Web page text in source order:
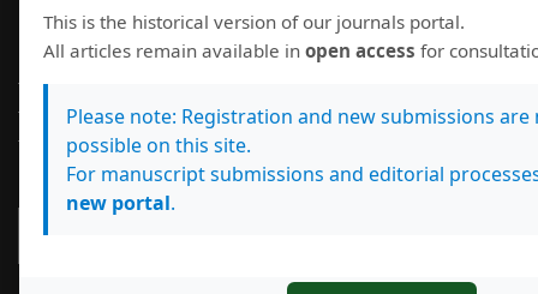
Información
Para autores/as
Para bibliotecarios/as
Enviar un artículo
This is the historical version of our journals portal.
All articles remain available in open access for
Please note: Registration and new submissions
possible on this site.
For manuscript submissions and editorial
new portal.